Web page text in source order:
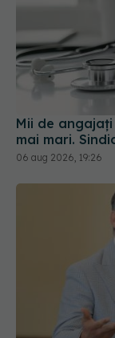
Mii de
mai mari.
06 aug 2026, 19:26